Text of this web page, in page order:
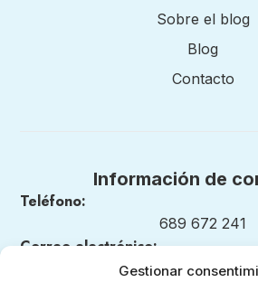
Gestionar
Sobre el blog
Blog
Contacto
Información de
Teléfono:
689 672 241
Correo electrónico: